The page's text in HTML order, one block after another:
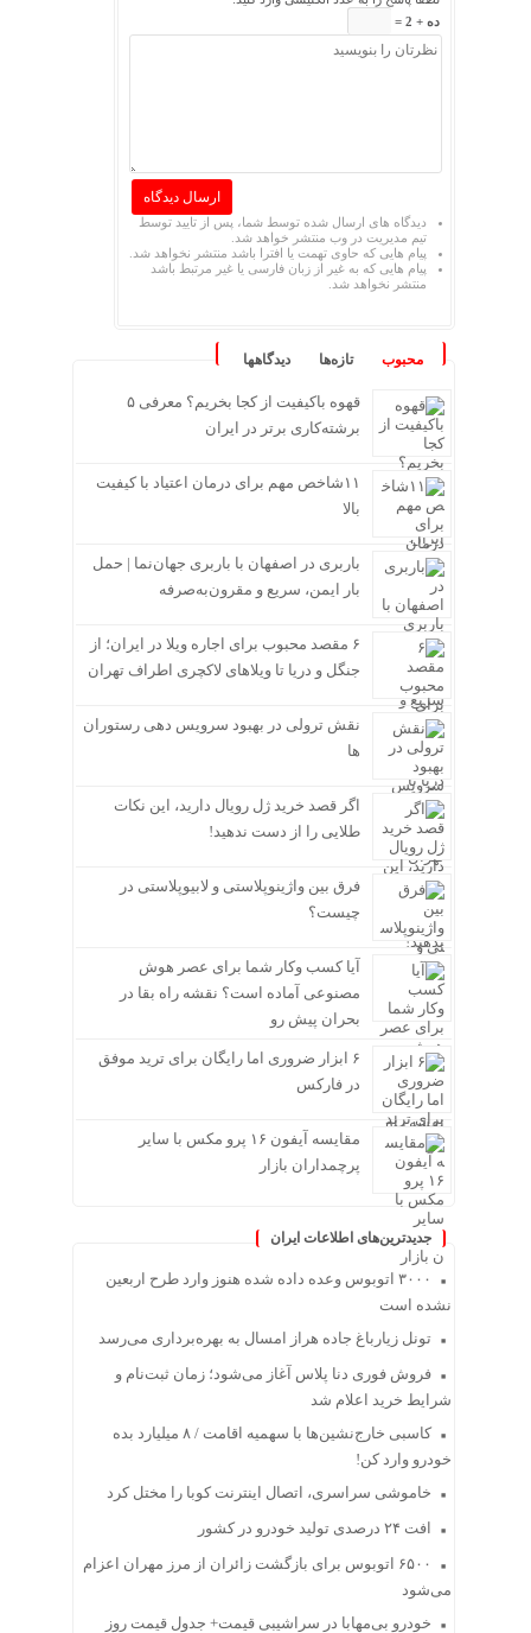
ده + 2 =
دیدگاه های ارسال شده توسط شما، پس از تایید توسط
تیم مدیریت در وب منتشر خواهد شد.
پیام هایی که حاوی تهمت یا افترا باشد منتشر نخواهد شد.
پیام هایی که به غیر از زبان فارسی یا غیر مرتبط باشد
منتشر نخواهد شد.
محبوب تازه‌ها دیدگاهها
قهوه باکیفیت از کجا بخریم؟ معرفی ۵
برشته‌کاری برتر در ایران
۱۱شاخص مهم برای درمان اعتیاد با کیفیت
بالا
باربری در اصفهان با باربری جهان‌نما | حمل
بار ایمن، سریع و مقرون‌به‌صرفه
۶ مقصد محبوب برای اجاره ویلا در ایران؛ از
جنگل و دریا تا ویلاهای لاکچری اطراف تهران
نقش ترولی در بهبود سرویس دهی رستوران
ها
اگر قصد خرید ژل رویال دارید، این نکات
طلایی را از دست ندهید!
فرق بین واژینوپلاستی و لابیوپلاستی در
چیست؟
آیا کسب وکار شما برای عصر هوش
مصنوعی آماده است؟ نقشه راه بقا در
بحران پیش رو
۶ ابزار ضروری اما رایگان برای ترید موفق
در فارکس
مقایسه آیفون ۱۶ پرو مکس با سایر
پرچمداران بازار
جدیدترین‌های اطلاعات ایران
۳۰۰۰ اتوبوس وعده داده شده هنوز وارد طرح اربعین
نشده است
تونل زیارباغ جاده هراز امسال به بهره‌برداری می‌رسد
فروش فوری دنا پلاس آغاز می‌شود؛ زمان ثبت‌نام و
شرایط خرید اعلام شد
کاسبی خارج‌نشین‌ها با سهمیه اقامت / ۸ میلیارد بده
خودرو وارد کن!
خاموشی سراسری، اتصال اینترنت کوبا را مختل کرد
افت ۲۴ درصدی تولید خودرو در کشور
۶۵۰۰ اتوبوس برای بازگشت زائران از مرز مهران اعزام
می‌شود
خودرو بی‌مهابا در سراشیبی قیمت+ جدول قیمت روز